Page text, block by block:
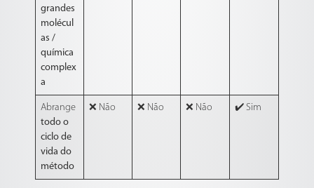
grandes
molécul
as /
química
complex
a
Abrange
todo o
ciclo de
vida do
método
❌ Não ❌ Não ❌ Não ✔️ Sim